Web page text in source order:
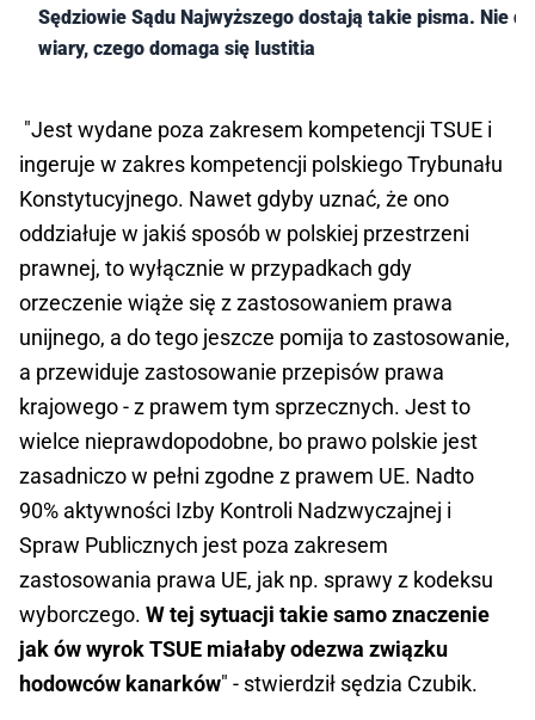
Sędziowie Sądu Najwyższego dostają takie pisma. Nie do
wiary, czego domaga się Iustitia
"Jest wydane poza zakresem kompetencji TSUE i
ingeruje w zakres kompetencji polskiego Trybunału
Konstytucyjnego. Nawet gdyby uznać, że ono
oddziałuje w jakiś sposób w polskiej przestrzeni
prawnej, to wyłącznie w przypadkach gdy
orzeczenie wiąże się z zastosowaniem prawa
unijnego, a do tego jeszcze pomija to zastosowanie,
a przewiduje zastosowanie przepisów prawa
krajowego - z prawem tym sprzecznych. Jest to
wielce nieprawdopodobne, bo prawo polskie jest
zasadniczo w pełni zgodne z prawem UE. Nadto
90% aktywności Izby Kontroli Nadzwyczajnej i
Spraw Publicznych jest poza zakresem
zastosowania prawa UE, jak np. sprawy z kodeksu
wyborczego. W tej sytuacji takie samo znaczenie
jak ów wyrok TSUE miałaby odezwa związku
hodowców kanarków" - stwierdził sędzia Czubik.